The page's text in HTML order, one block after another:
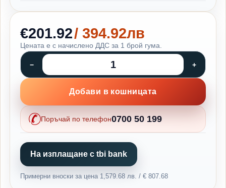
€201.92/ 394.92лв
Цената е с начислено ДДС за 1 брой гума.
Добави в кошницата
Поръчай по телефон0700 50 199
На изплащане с tbi bank
Примерни вноски за цена 1,579.68 лв. / € 807.68